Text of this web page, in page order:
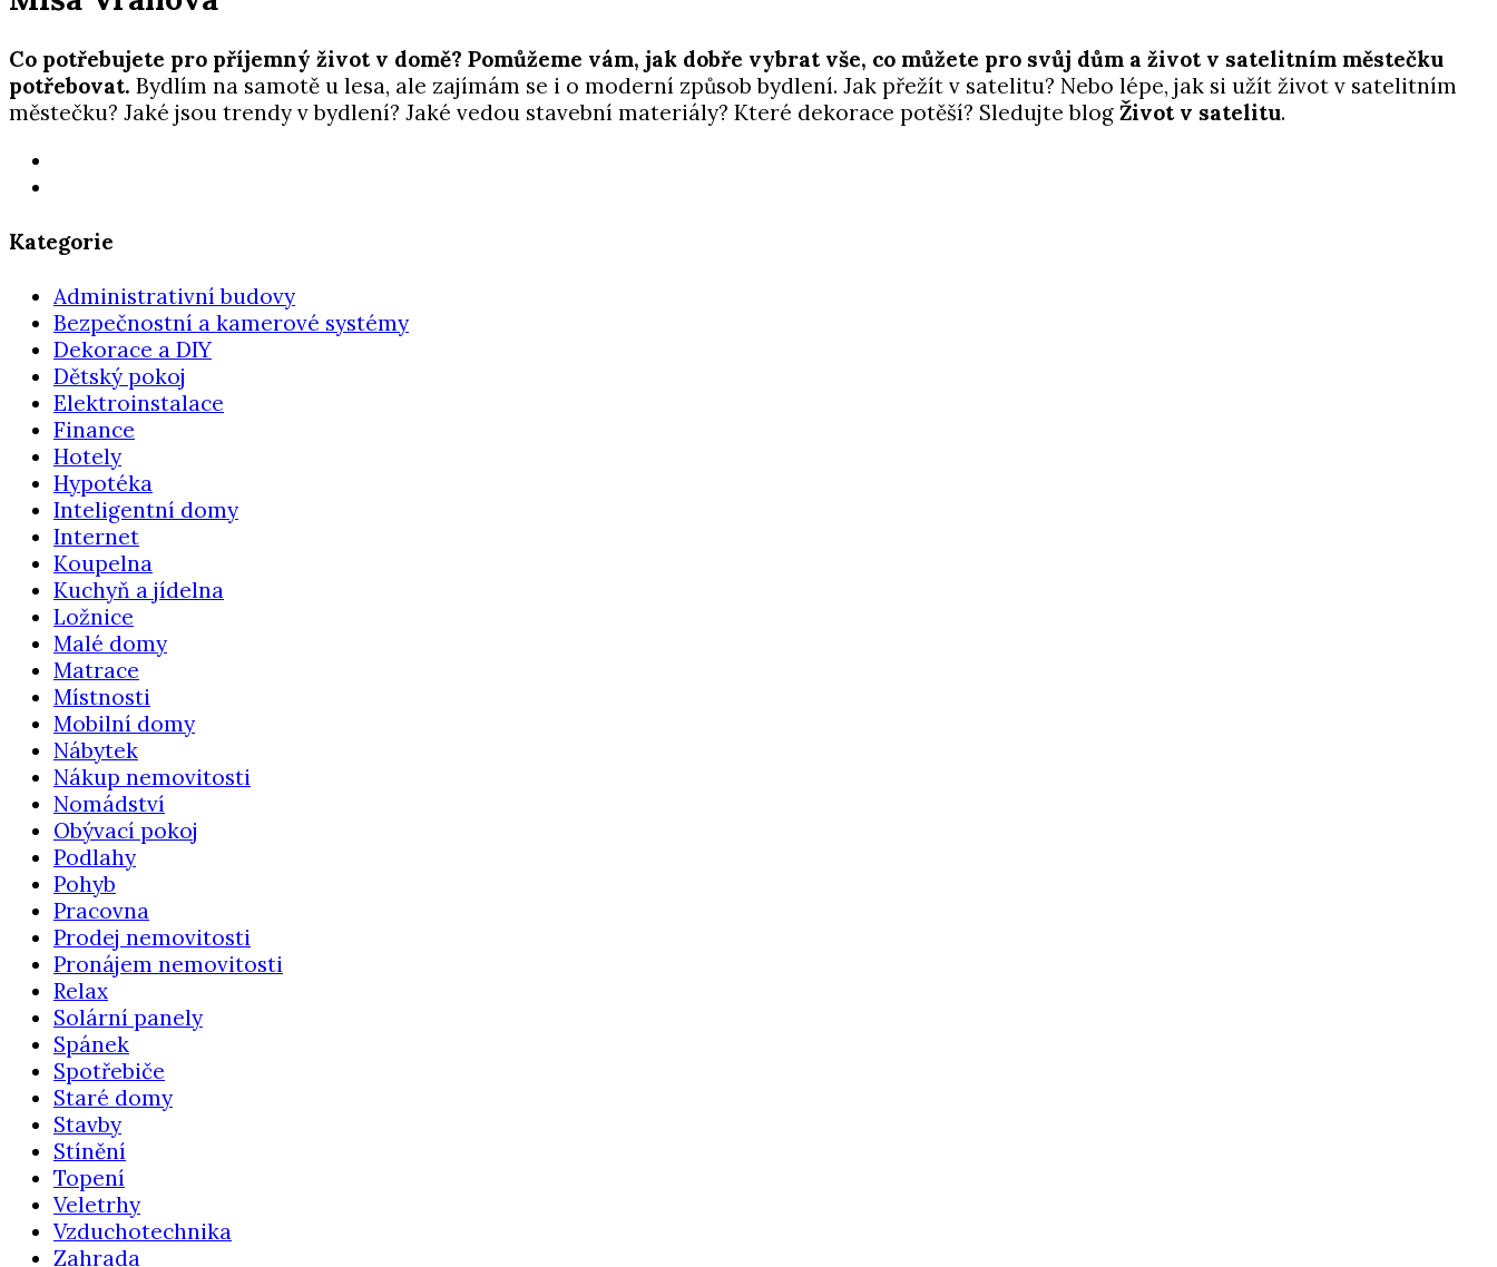
Co potřebujete pro příjemný život v domě? Pomůžeme vám, jak dobře vybrat vše, co můžete pro svůj dům a život v satelitním městečku
potřebovat. Bydlím na samotě u lesa, ale zajímám se i o moderní způsob bydlení. Jak přežít v satelitu? Nebo lépe, jak si užít život v satelitním
městečku? Jaké jsou trendy v bydlení? Jaké vedou stavební materiály? Které dekorace potěší? Sledujte blog Život v satelitu.
Kategorie
Administrativní budovy
Bezpečnostní a kamerové systémy
Dekorace a DIY
Dětský pokoj
Elektroinstalace
Finance
Hotely
Hypotéka
Inteligentní domy
Internet
Koupelna
Kuchyň a jídelna
Ložnice
Malé domy
Matrace
Místnosti
Mobilní domy
Nábytek
Nákup nemovitosti
Nomádství
Obývací pokoj
Podlahy
Pohyb
Pracovna
Prodej nemovitosti
Pronájem nemovitosti
Relax
Solární panely
Spánek
Spotřebiče
Staré domy
Stavby
Stínění
Topení
Veletrhy
Vzduchotechnika
Zahrada